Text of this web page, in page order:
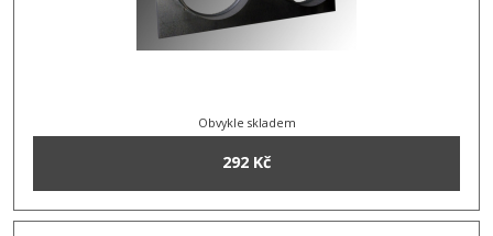
Obvykle skladem
292 Kč